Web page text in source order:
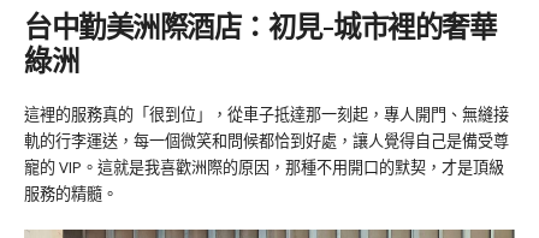
台中勤美洲際酒店：初見-城市裡的奢華
綠洲
這裡的服務真的「很到位」，從車子抵達那一刻起，專人開門、無縫接
軌的行李運送，每一個微笑和問候都恰到好處，讓人覺得自己是備受尊
寵的 VIP。這就是我喜歡洲際的原因，那種不用開口的默契，才是頂級
服務的精髓。